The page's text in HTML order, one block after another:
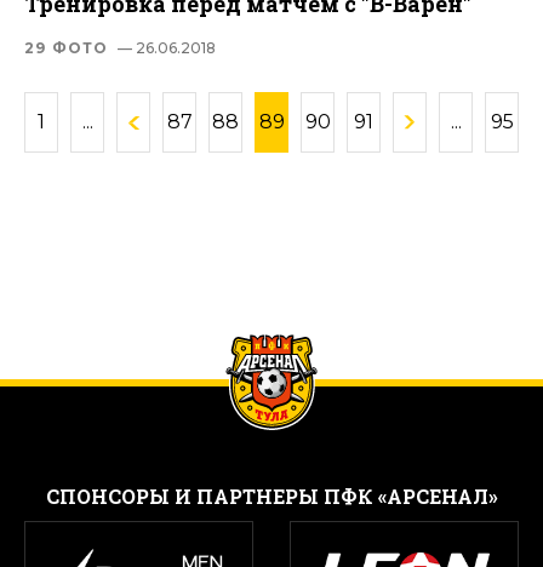
29 ФОТО — 26.06.2018
1 ... 87 88 89 90 91 ... 95
CПОНСОРЫ И ПАРТНЕРЫ ПФК «АРСЕНАЛ»